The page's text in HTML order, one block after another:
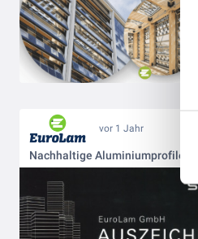
vor 1 Jahr